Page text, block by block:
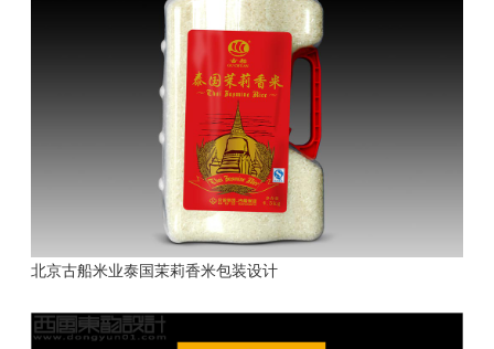
北京古船米业泰国茉莉香米包装设计